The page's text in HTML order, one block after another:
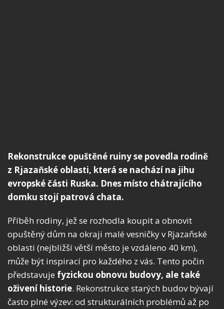
Rekonstrukce opuštěné ruiny se povedla rodině
z Rjazaňské oblasti, která se nachází na jihu
evropské části Ruska. Dnes místo chátrajícího
domku stojí patrová chata.
Příběh rodiny, jež se rozhodla koupit a obnovit
opuštěný dům na okraji malé vesničky v Rjazaňské
oblasti (nejbližší větší město je vzdáleno 40 km),
může být inspirací pro každého z vás. Tento počin
představuje fyzickou obnovu budovy, ale také
oživení historie. Rekonstrukce starých budov bývají
často plné výzev: od strukturálních problémů až po